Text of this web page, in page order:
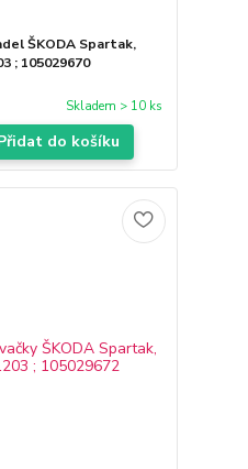
ŠKODA Spartak,
; 105029670
Skladem > 10 ks
do košíku